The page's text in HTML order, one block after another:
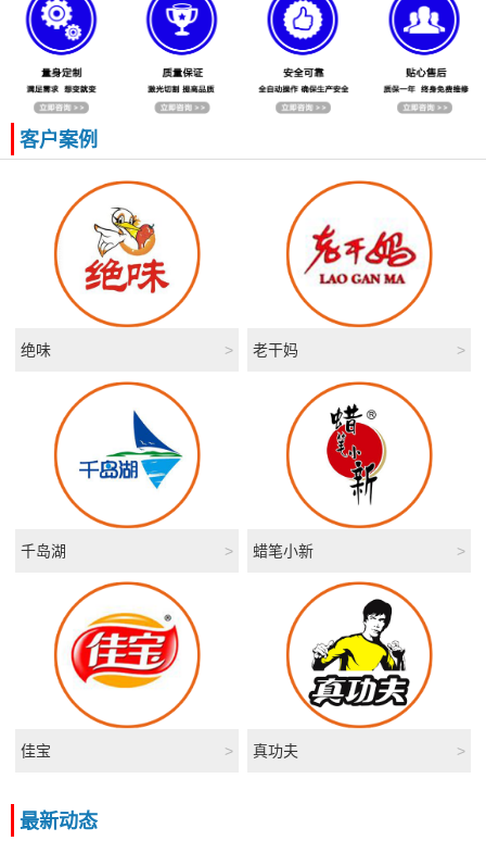
客户案例
绝味 > 老干妈 >
千岛湖 > 蜡笔小新 >
佳宝 > 真功夫 >
最新动态